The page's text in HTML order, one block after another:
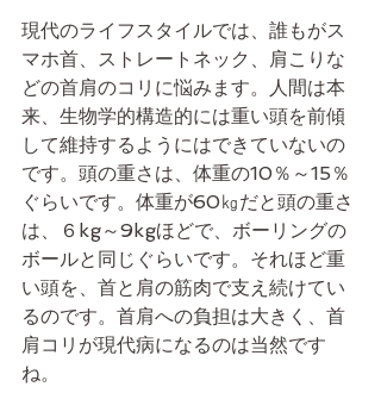
現代のライフスタイルでは、誰もがス
マホ首、ストレートネック、肩こりな
どの首肩のコリに悩みます。人間は本
来、生物学的構造的には重い頭を前傾
して維持するようにはできていないの
です。頭の重さは、体重の10％～15％
ぐらいです。体重が60㎏だと頭の重さ
は、６kg～9kgほどで、ボーリングの
ボールと同じぐらいです。それほど重
い頭を、首と肩の筋肉で支え続けてい
るのです。首肩への負担は大きく、首
肩コリが現代病になるのは当然です
ね。